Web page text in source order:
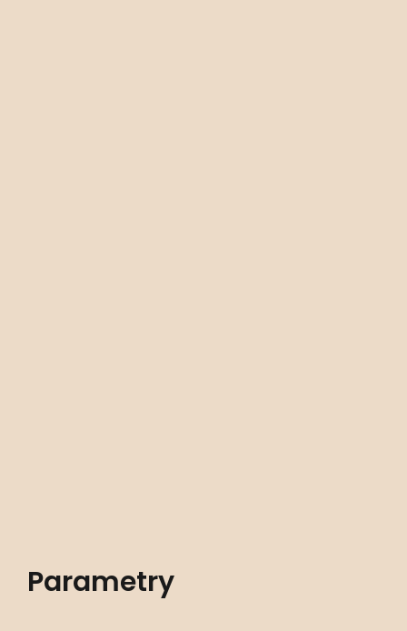
Parametry